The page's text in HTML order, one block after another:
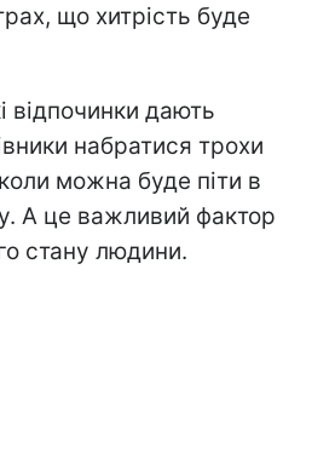
що хитрість буде
відпочинки дають
набратися трохи
можна буде піти в
А це важливий фактор
стану людини.